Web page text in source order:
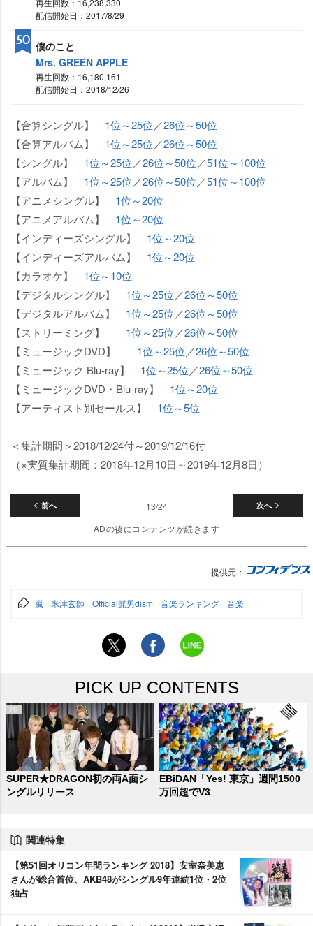
再生回数：16,238,330
配信開始日：2017/8/29
僕のこと
Mrs. GREEN APPLE
再生回数：16,180,161
配信開始日：2018/12/26
50
【合算シングル】 1位～25位／26位～50位
【合算アルバム】 1位～25位／26位～50位
【シングル】 1位～25位／26位～50位／51位～100位
【アルバム】 1位～25位／26位～50位／51位～100位
【アニメシングル】 1位～20位
【アニメアルバム】 1位～20位
【インディーズシングル】 1位～20位
【インディーズアルバム】 1位～20位
【カラオケ】 1位～10位
【デジタルシングル】 1位～25位／26位～50位
【デジタルアルバム】 1位～25位／26位～50位
【ストリーミング】 1位～25位／26位～50位
【ミュージックDVD】 1位～25位／26位～50位
【ミュージック Blu-ray】 1位～25位／26位～50位
【ミュージックDVD・Blu-ray】 1位～20位
【アーティスト別セールス】 1位～5位
＜集計期間＞2018/12/24付～2019/12/16付
（※実質集計期間：2018年12月10日～2019年12月8日）
前へ 次へ
13/24
ADの後にコンテンツが続きます
提供元：
嵐 米津玄師 Official髭男dism 音楽ランキング 音楽
PICK UP CONTENTS
SUPER★DRAGON初の両A面シ
ングルリリース
EBiDAN「Yes! 東京」週間1500
万回超でV3
関連特集
【第51回オリコン年間ランキング 2018】安室奈美恵
さんが総合首位、AKB48がシングル9年連続1位・2位
独占